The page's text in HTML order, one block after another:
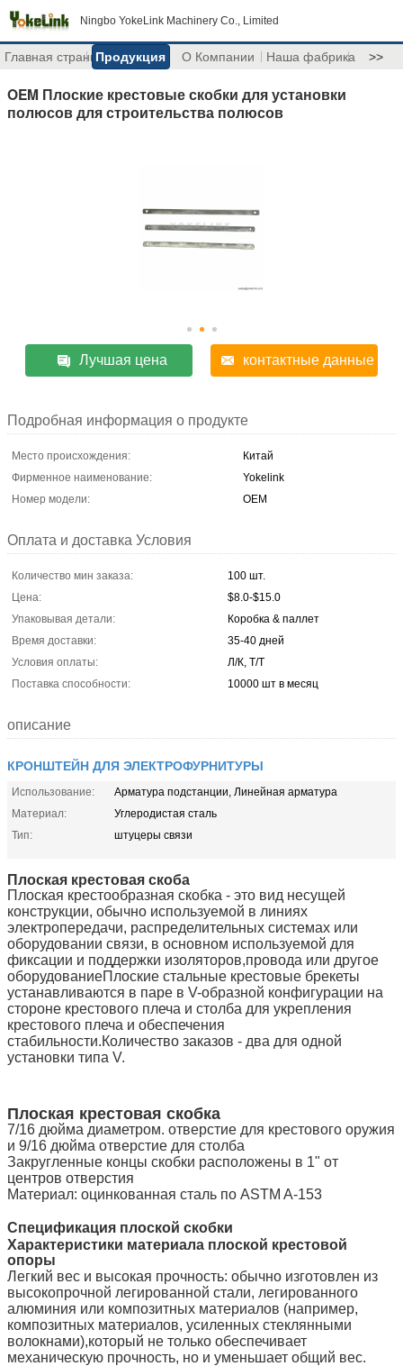
Ningbo YokeLink Machinery Co., Limited
Главная страницаПродукция О Компании Наша фабрика >>
OEM Плоские крестовые скобки для установки
полюсов для строительства полюсов
Лучшая цена контактные данные
Подробная информация о продукте
Место происхождения:
Китай
Фирменное наименование:
Yokelink
Номер модели:
OEM
Оплата и доставка Условия
Количество мин заказа:
100 шт.
Цена:
$8.0-$15.0
Упаковывая детали:
Коробка & паллет
Время доставки:
35-40 дней
Условия оплаты:
Л/К, Т/Т
Поставка способности:
10000 шт в месяц
описание
КРОНШТЕЙН ДЛЯ ЭЛЕКТРОФУРНИТУРЫ
Использование:
Арматура подстанции, Линейная арматура
Материал:
Углеродистая сталь
Тип:
штуцеры связи
Плоская крестовая скоба
Плоская крестообразная скобка - это вид несущей
конструкции, обычно используемой в линиях
электропередачи, распределительных системах или
оборудовании связи, в основном используемой для
фиксации и поддержки изоляторов,провода или другое
оборудованиеПлоские стальные крестовые брекеты
устанавливаются в паре в V-образной конфигурации на
стороне крестового плеча и столба для укрепления
крестового плеча и обеспечения
стабильности.Количество заказов - два для одной
установки типа V.
Плоская крестовая скобка
7/16 дюйма диаметром. отверстие для крестового оружия
и 9/16 дюйма отверстие для столба
Закругленные концы скобки расположены в 1" от
центров отверстия
Материал: оцинкованная сталь по ASTM A-153
Спецификация плоской скобки
Характеристики материала плоской крестовой
опоры
Легкий вес и высокая прочность: обычно изготовлен из
высокопрочной легированной стали, легированного
алюминия или композитных материалов (например,
композитных материалов, усиленных стеклянными
волокнами),который не только обеспечивает
механическую прочность, но и уменьшает общий вес.